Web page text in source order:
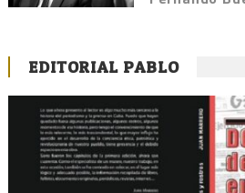
EDITORIAL PABLO